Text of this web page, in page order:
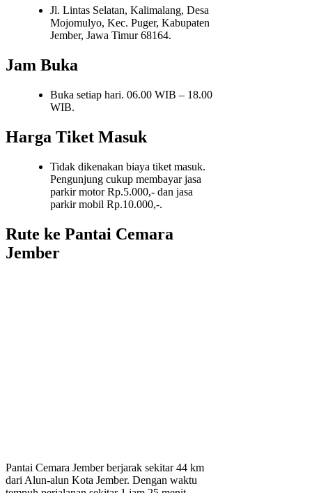
Jl. Lintas Selatan, Kalimalang, Desa
Mojomulyo, Kec. Puger, Kabupaten
Jember, Jawa Timur 68164.
Jam Buka
Buka setiap hari. 06.00 WIB – 18.00
WIB.
Harga Tiket Masuk
Tidak dikenakan biaya tiket masuk.
Pengunjung cukup membayar jasa
parkir motor Rp.5.000,- dan jasa
parkir mobil Rp.10.000,-.
Rute ke Pantai Cemara
Jember
Pantai Cemara Jember berjarak sekitar 44 km
dari Alun-alun Kota Jember. Dengan waktu